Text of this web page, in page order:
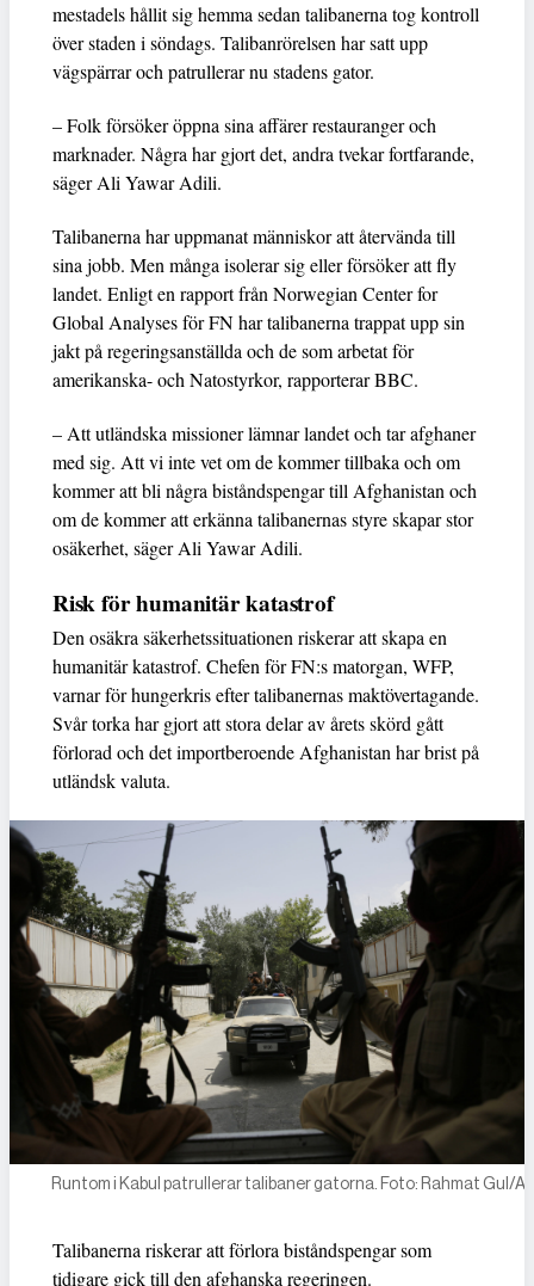
mestadels hållit sig hemma sedan talibanerna tog kontroll
över staden i söndags. Talibanrörelsen har satt upp
vägspärrar och patrullerar nu stadens gator.
– Folk försöker öppna sina affärer restauranger och
marknader. Några har gjort det, andra tvekar fortfarande,
säger Ali Yawar Adili.
Talibanerna har uppmanat människor att återvända till
sina jobb. Men många isolerar sig eller försöker att fly
landet. Enligt en rapport från Norwegian Center for
Global Analyses för FN har talibanerna trappat upp sin
jakt på regeringsanställda och de som arbetat för
amerikanska- och Natostyrkor, rapporterar BBC.
– Att utländska missioner lämnar landet och tar afghaner
med sig. Att vi inte vet om de kommer tillbaka och om
kommer att bli några biståndspengar till Afghanistan och
om de kommer att erkänna talibanernas styre skapar stor
osäkerhet, säger Ali Yawar Adili.
Risk för humanitär katastrof
Den osäkra säkerhetssituationen riskerar att skapa en
humanitär katastrof. Chefen för FN:s matorgan, WFP,
varnar för hungerkris efter talibanernas maktövertagande.
Svår torka har gjort att stora delar av årets skörd gått
förlorad och det importberoende Afghanistan har brist på
utländsk valuta.
Runtom i Kabul patrullerar talibaner gatorna. Foto: Rahmat Gul/
Talibanerna riskerar att förlora biståndspengar som
tidigare gick till den afghanska regeringen.